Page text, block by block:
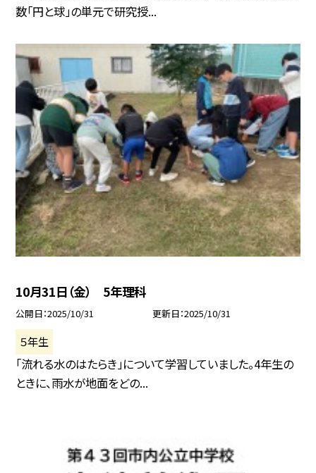
数「円と球」の単元で研究授...
10月31日（金） 5年理科
公開日 2025/10/31 更新日 2025/10/31
５年生
「流れる水のはたらき」について学習していました。4年生の
ときに、雨水が地面をどの...